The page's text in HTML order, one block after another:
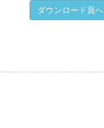
ダウンロード頁へ